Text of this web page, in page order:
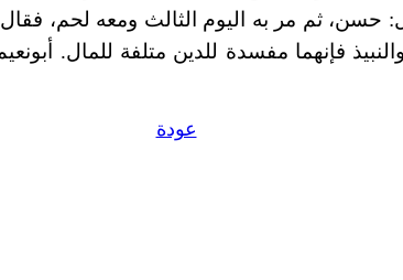
حسن، ثم مر به اليوم الثالث ومعه لحم،
والنبيذ فإنهما مفسدة للدين متلفة للمال.
عودة